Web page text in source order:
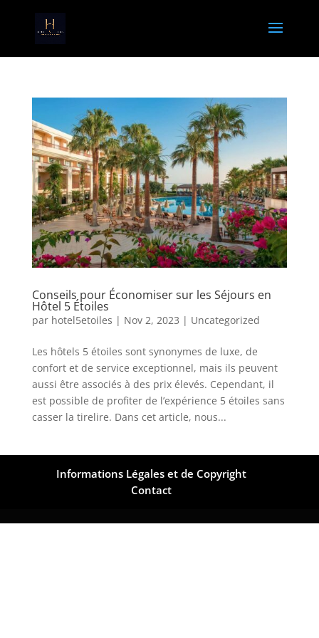
Conseils pour Économiser sur les Séjours en
Hôtel 5 Étoiles
par hotel5etoiles | Nov 2, 2023 | Uncategorized
Les hôtels 5 étoiles sont synonymes de luxe, de
confort et de service exceptionnel, mais ils peuvent
aussi être associés à des prix élevés. Cependant, il
est possible de profiter de l’expérience 5 étoiles sans
casser la tirelire. Dans cet article, nous...
Informations Légales et de Copyright
Contact